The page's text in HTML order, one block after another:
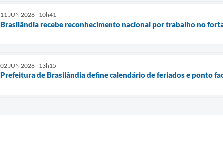
11 JUN 2026 - 10h41
Brasilândia recebe reconhecimento nacional por trabalho no
02 JUN 2026 - 13h15
Prefeitura de Brasilândia define calendário de feriados e ponto